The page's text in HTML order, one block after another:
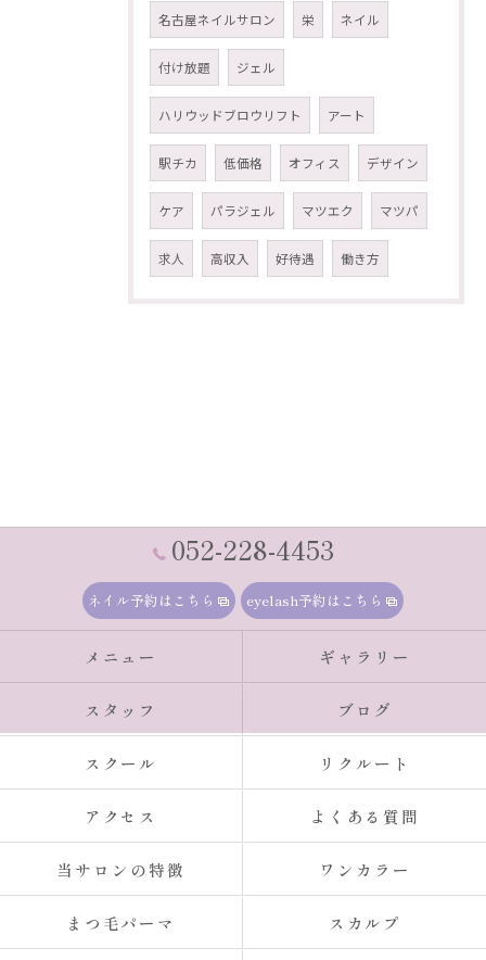
名古屋ネイルサロン 栄 ネイル
付け放題 ジェル
ハリウッドブロウリフト アート
駅チカ 低価格 オフィス デザイン
ケア パラジェル マツエク マツパ
求人 高収入 好待遇 働き方
052-228-4453
ネイル予約はこちら eyelash予約はこちら
メニュー ギャラリー
スタッフ ブログ
スクール リクルート
アクセス よくある質問
当サロンの特徴 ワンカラー
まつ毛パーマ スカルプ